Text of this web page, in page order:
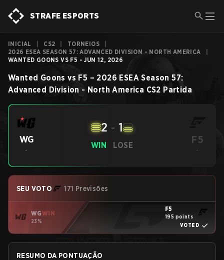
STRAFE ESPORTS
INICIAL CS2 TORNEIOS
2026 ESEA SEASON 57: ADVANCED DIVISION - NORTH AMERICA
WANTED GOONS VS F5 - JUN 12, 2026
Wanted Goons vs F5 – 2026 ESEA Season 57:
Advanced Division - North America CS2 Partida
WG
-
WIN
2 - 1
LOSE F5
-
SEU VOTO 171 Previsões
WGWIN
23%
F5
195 points
VOTED
RESUMO DA PONTUAÇÃO